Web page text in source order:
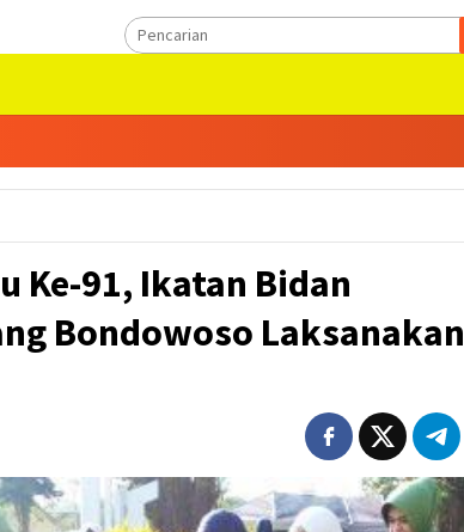
Ke-91, Ikatan Bidan
Bondowoso Laksanakan